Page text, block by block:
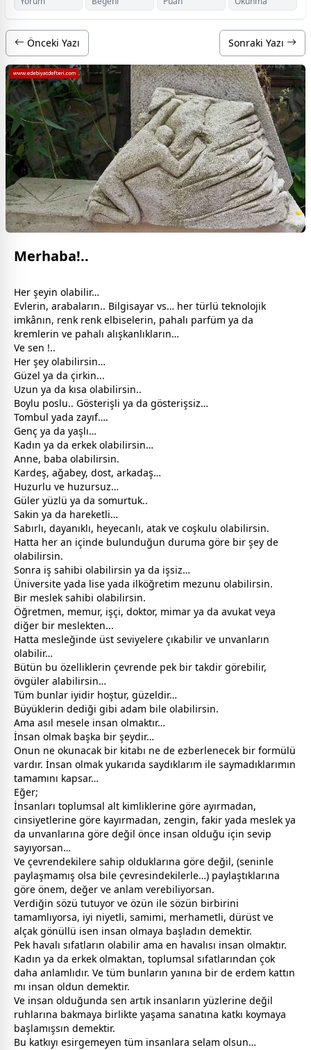
Önceki Yazı Sonraki Yazı
Merhaba!..
Her şeyin olabilir…
Evlerin, arabaların.. Bilgisayar vs… her türlü teknolojik
imkânın, renk renk elbiselerin, pahalı parfüm ya da
kremlerin ve pahalı alışkanlıkların…
Ve sen !..
Her şey olabilirsin…
Güzel ya da çirkin...
Uzun ya da kısa olabilirsin..
Boylu poslu.. Gösterişli ya da gösterişsiz…
Tombul yada zayıf….
Genç ya da yaşlı…
Kadın ya da erkek olabilirsin…
Anne, baba olabilirsin.
Kardeş, ağabey, dost, arkadaş…
Huzurlu ve huzursuz…
Güler yüzlü ya da somurtuk..
Sakin ya da hareketli…
Sabırlı, dayanıklı, heyecanlı, atak ve coşkulu olabilirsin.
Hatta her an içinde bulunduğun duruma göre bir şey de
olabilirsin.
Sonra iş sahibi olabilirsin ya da işsiz…
Üniversite yada lise yada ilköğretim mezunu olabilirsin.
Bir meslek sahibi olabilirsin.
Öğretmen, memur, işçi, doktor, mimar ya da avukat veya
diğer bir meslekten...
Hatta mesleğinde üst seviyelere çıkabilir ve unvanların
olabilir…
Bütün bu özelliklerin çevrende pek bir takdir görebilir,
övgüler alabilirsin…
Tüm bunlar iyidir hoştur, güzeldir…
Büyüklerin dediği gibi adam bile olabilirsin.
Ama asıl mesele insan olmaktır…
İnsan olmak başka bir şeydir…
Onun ne okunacak bir kitabı ne de ezberlenecek bir formülü
vardır. İnsan olmak yukarıda saydıklarım ile saymadıklarımın
tamamını kapsar…
Eğer;
İnsanları toplumsal alt kimliklerine göre ayırmadan,
cinsiyetlerine göre kayırmadan, zengin, fakir yada meslek ya
da unvanlarına göre değil önce insan olduğu için sevip
sayıyorsan…
Ve çevrendekilere sahip olduklarına göre değil, (seninle
paylaşmamış olsa bile çevresindekilerle…) paylaştıklarına
göre önem, değer ve anlam verebiliyorsan.
Verdiğin sözü tutuyor ve özün ile sözün birbirini
tamamlıyorsa, iyi niyetli, samimi, merhametli, dürüst ve
alçak gönüllü isen insan olmaya başladın demektir.
Pek havalı sıfatların olabilir ama en havalısı insan olmaktır.
Kadın ya da erkek olmaktan, toplumsal sıfatlarından çok
daha anlamlıdır. Ve tüm bunların yanına bir de erdem kattın
mı insan oldun demektir.
Ve insan olduğunda sen artık insanların yüzlerine değil
ruhlarına bakmaya birlikte yaşama sanatına katkı koymaya
başlamışsın demektir.
Bu katkıyı esirgemeyen tüm insanlara selam olsun…